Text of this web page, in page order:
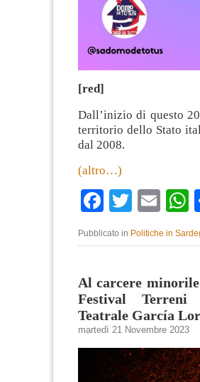
[red]
Dall’inizio di questo
territorio dello Stato
dal 2008.
(altro…)
Facebook
Twitter
Pubblicato in Politiche in
Al carcere
Festival Terreni
Teatrale García
martedì 21 Novembre 2023